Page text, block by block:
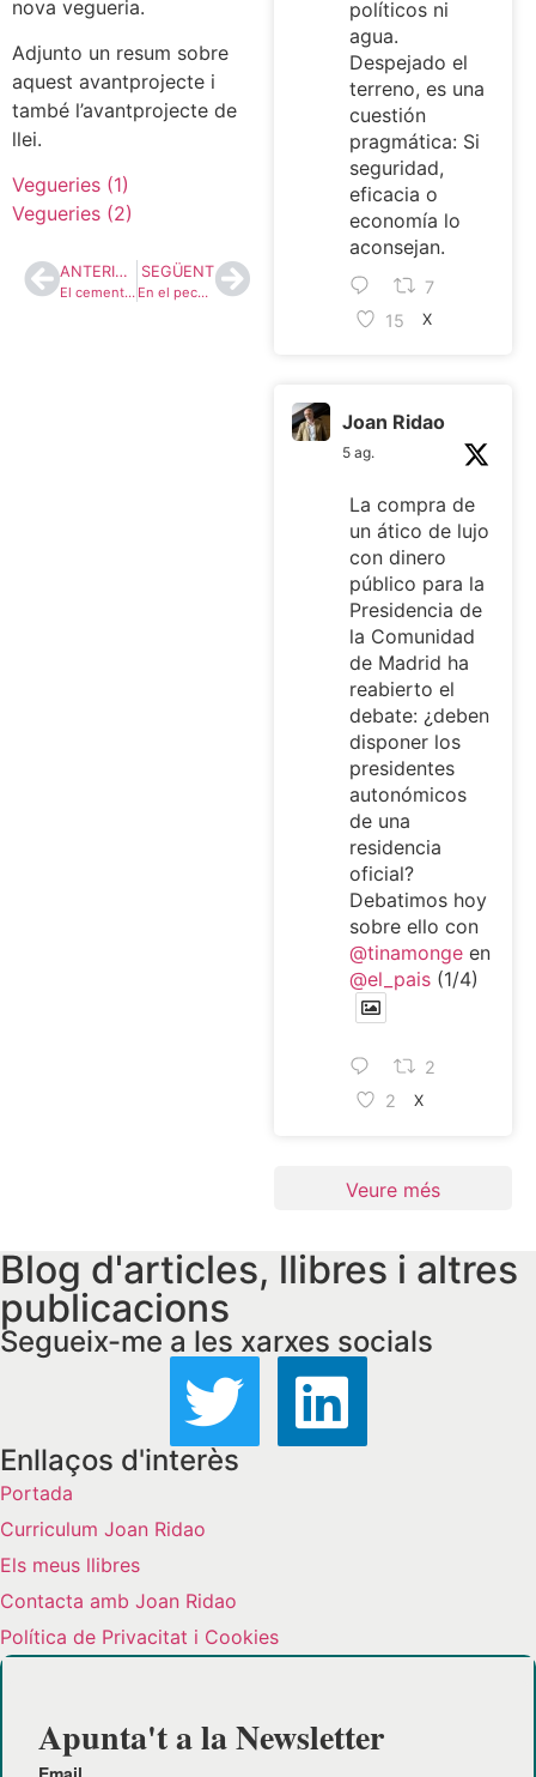
nova vegueria.
Adjunto un resum sobre
aquest avantprojecte i
també l’avantprojecte de
llei.
Vegueries (1)
Vegueries (2)
ANTERIOR
El cementiri nuclear
SEGÜENT
En el pecat hi ha la penitència
políticos ni
agua.
Despejado el
terreno, es una
cuestión
pragmática: Si
seguridad,
eficacia o
economía lo
aconsejan.
7
15
X
Joan Ridao
5 ag.
La compra de
un ático de lujo
con dinero
público para la
Presidencia de
la Comunidad
de Madrid ha
reabierto el
debate: ¿deben
disponer los
presidentes
autonómicos
de una
residencia
oficial?
Debatimos hoy
sobre ello con
@tinamongeen
@el_pais(1/4)
2
2
X
Veure més
Blog d'articles, llibres i altres
publicacions
Segueix-me a les xarxes socials
Enllaços d'interès
Portada
Curriculum Joan Ridao
Els meus llibres
Contacta amb Joan Ridao
Política de Privacitat i Cookies